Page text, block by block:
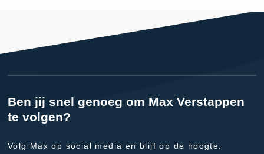
Ben jij snel genoeg om Max Verstappen
te volgen?
Volg Max op social media en blijf op de hoogte.